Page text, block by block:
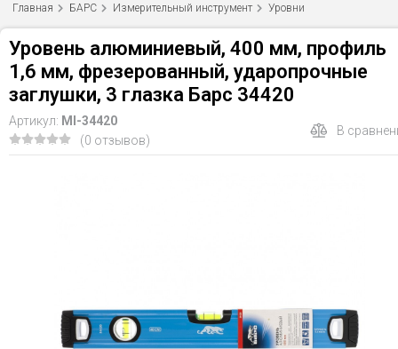
Главная БАРС Измерительный инструмент Уровни
Уровень алюминиевый, 400 мм, профиль
1,6 мм, фрезерованный, ударопрочные
заглушки, 3 глазка Барс 34420
Артикул: MI-34420
(0 отзывов)
В